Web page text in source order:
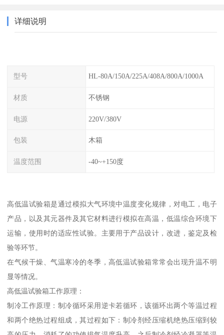
详细说明
型号 HL-80A/150A/225A/408A/800A/1000A
材质 不锈钢
电源 220V/380V
包装 木箱
温度范围 -40~+150度
高低温试验箱是通过模拟大气环境中温度变化规律，对电工，电子
产品，以及其元器件及其它材料进行模拟在高温，低温综合环境下
运输，使用时的适应性试验。主要用于产品设计，改进，鉴定及检
验等环节。
在气候干燥、气温寒冷的冬季，高低温试验箱常常会出现升温不明
显等情况。
高低温试验箱工作原理：
制冷工作原理：制冷循环采用逆卡若循环，该循环出两个等温过程
和两个绝热过程组成，其过程如下：制冷剂经压缩机绝热压缩到较